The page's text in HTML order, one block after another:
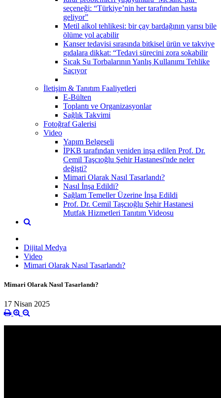
seçeneği: “Türkiye’nin her tarafından hasta
geliyor”
Metil alkol tehlikesi: bir çay bardağının yarısı bile
ölüme yol açabilir
Kanser tedavisi sırasında bitkisel ürün ve takviye
gıdalara dikkat: “Tedavi sürecini zora sokabilir
Sıcak Su Torbalarının Yanlış Kullanımı Tehlike
Saçıyor
İletişim & Tanıtım Faaliyetleri
E-Bülten
Toplantı ve Organizasyonlar
Sağlık Takvimi
Fotoğraf Galerisi
Video
Yapım Belgeseli
İPKB tarafından yeniden inşa edilen Prof. Dr.
Cemil Taşcıoğlu Şehir Hastanesi'nde neler
değişti?
Mimari Olarak Nasıl Tasarlandı?
Nasıl İnşa Edildi?
Sağlam Temeller Üzerine İnşa Edildi
Prof. Dr. Cemil Taşcıoğlu Şehir Hastanesi
Mutfak Hizmetleri Tanıtım Videosu
Dijital Medya
Video
Mimari Olarak Nasıl Tasarlandı?
Mimari Olarak Nasıl Tasarlandı?
17 Nisan 2025